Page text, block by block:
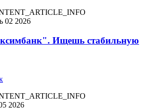
02 2026
Ищешь стабильную
2026